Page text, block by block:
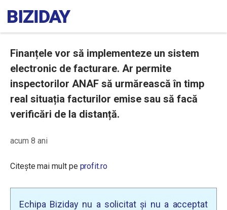
Finanțele vor să implementeze un sistem
electronic de facturare. Ar permite
inspectorilor ANAF să urmărească în timp
real situația facturilor emise sau să facă
verificări de la distanță.
acum 8 ani
Citește mai mult pe profit.ro
Echipa Biziday nu a solicitat și nu a acceptat